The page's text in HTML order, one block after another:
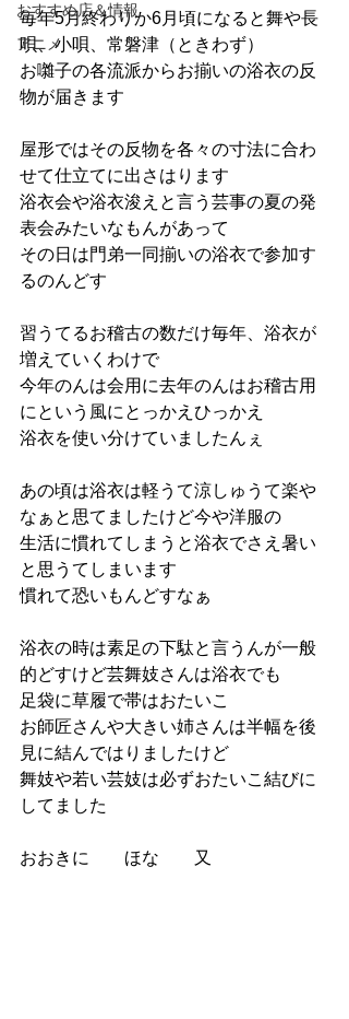
おすすめ店＆情報
アニメ
毎年5月終わりか6月頃になると舞や長
唄、小唄、常磐津（ときわず）
お囃子の各流派からお揃いの浴衣の反
物が届きます
屋形ではその反物を各々の寸法に合わ
せて仕立てに出さはります
浴衣会や浴衣浚えと言う芸事の夏の発
表会みたいなもんがあって
その日は門弟一同揃いの浴衣で参加す
るのんどす
習うてるお稽古の数だけ毎年、浴衣が
増えていくわけで
今年のんは会用に去年のんはお稽古用
にという風にとっかえひっかえ
浴衣を使い分けていましたんぇ
あの頃は浴衣は軽うて涼しゅうて楽や
なぁと思てましたけど今や洋服の
生活に慣れてしまうと浴衣でさえ暑い
と思うてしまいます
慣れて恐いもんどすなぁ
浴衣の時は素足の下駄と言うんが一般
的どすけど芸舞妓さんは浴衣でも
足袋に草履で帯はおたいこ
お師匠さんや大きい姉さんは半幅を後
見に結んではりましたけど
舞妓や若い芸妓は必ずおたいこ結びに
してました
おおきに　　ほな　　又